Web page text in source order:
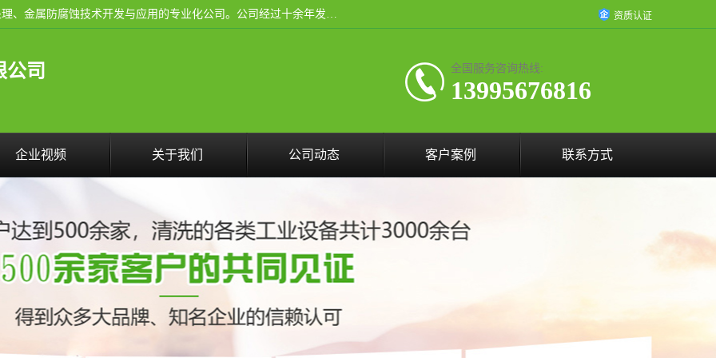
武汉洁利友环境技术有限公司是从事工业民用设备清洗、水处理、金属防腐蚀技术开发与应用的专业化公司。公司经过十余年发展积累了丰富的清洗经验，服务过的客户达到500余家，清洗的各类工业设备共计3000余台。 资质认证
公司 全国服务咨询热线:
13995676816
企业视频 关于我们 公司动态 客户案例 联系方式